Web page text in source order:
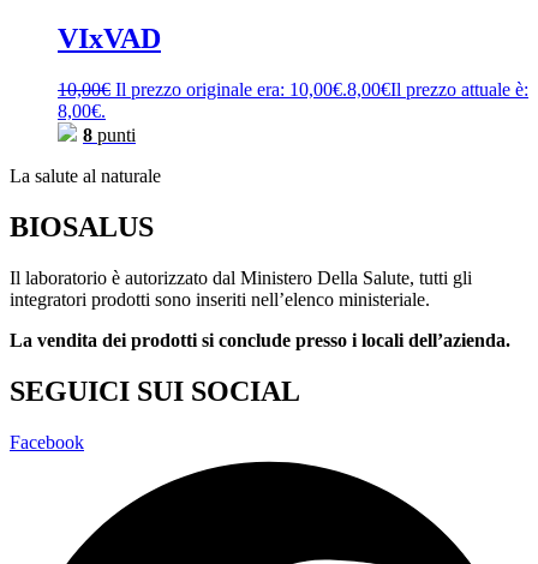
VIxVAD
10,00€ Il prezzo originale era: 10,00€.8,00€Il prezzo attuale è:
8,00€.
8 punti
La salute al naturale
BIOSALUS
Il laboratorio è autorizzato dal Ministero Della Salute, tutti gli
integratori prodotti sono inseriti nell’elenco ministeriale.
La vendita dei prodotti si conclude presso i locali dell’azienda.
SEGUICI SUI SOCIAL
Facebook